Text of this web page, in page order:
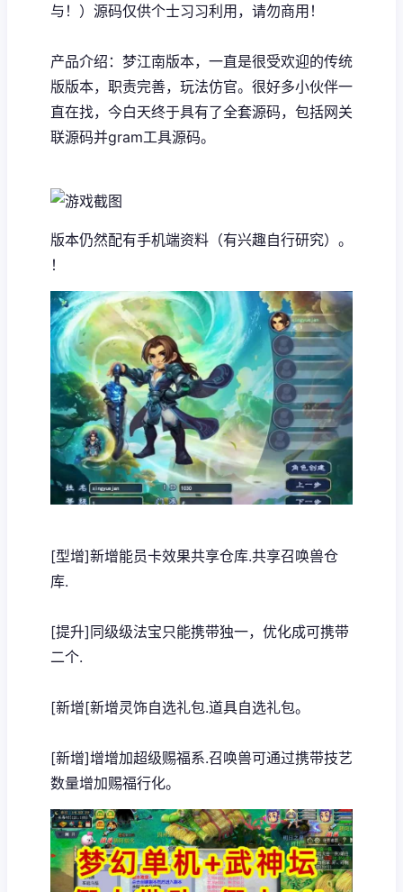
与！）源码仅供个士习习利用，请勿商用！
产品介绍：梦江南版本，一直是很受欢迎的传统
版版本，职责完善，玩法仿官。很好多小伙伴一
直在找，今白天终于具有了全套源码，包括网关
联源码并gram工具源码。
版本仍然配有手机端资料（有兴趣自行研究）。
！
[型增]新增能员卡效果共享仓库.共享召唤兽仓
库.
[提升]同级级法宝只能携带独一，优化成可携带
二个.
[新增[新增灵饰自选礼包.道具自选礼包。
[新增]增增加超级赐福系.召唤兽可通过携带技艺
数量增加赐福行化。